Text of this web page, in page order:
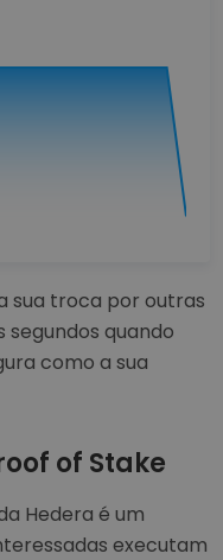
sua troca por outras
quando
como a sua
of Stake
Hedera é um
executam